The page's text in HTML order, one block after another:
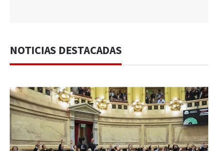
NOTICIAS DESTACADAS